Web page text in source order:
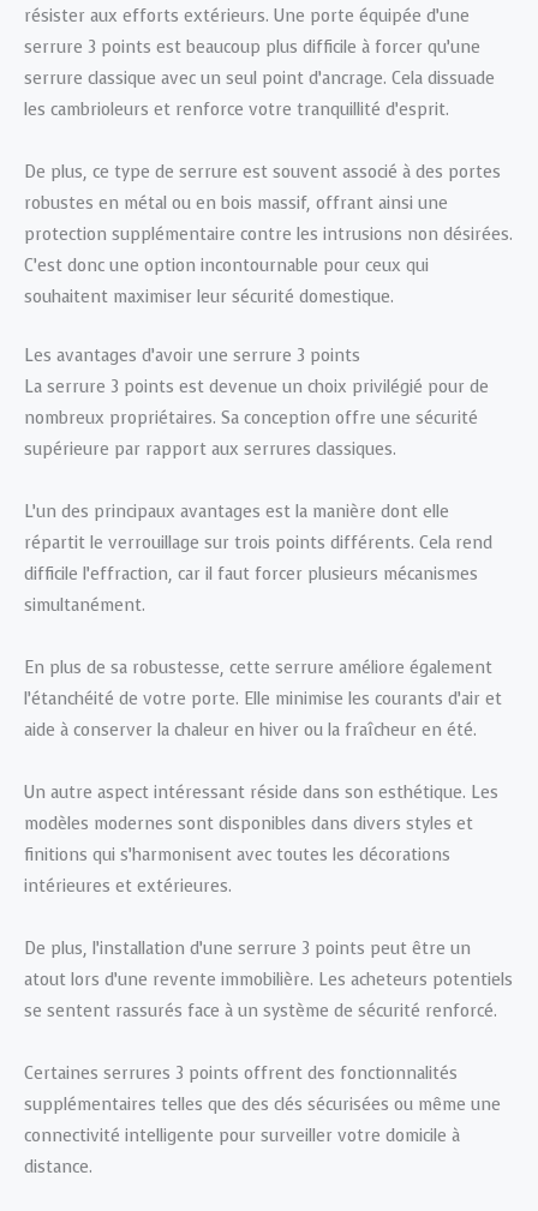
résister aux efforts extérieurs. Une porte équipée d’une
serrure 3 points est beaucoup plus difficile à forcer qu’une
serrure classique avec un seul point d’ancrage. Cela dissuade
les cambrioleurs et renforce votre tranquillité d’esprit.
De plus, ce type de serrure est souvent associé à des portes
robustes en métal ou en bois massif, offrant ainsi une
protection supplémentaire contre les intrusions non désirées.
C’est donc une option incontournable pour ceux qui
souhaitent maximiser leur sécurité domestique.
Les avantages d’avoir une serrure 3 points
La serrure 3 points est devenue un choix privilégié pour de
nombreux propriétaires. Sa conception offre une sécurité
supérieure par rapport aux serrures classiques.
L’un des principaux avantages est la manière dont elle
répartit le verrouillage sur trois points différents. Cela rend
difficile l’effraction, car il faut forcer plusieurs mécanismes
simultanément.
En plus de sa robustesse, cette serrure améliore également
l’étanchéité de votre porte. Elle minimise les courants d’air et
aide à conserver la chaleur en hiver ou la fraîcheur en été.
Un autre aspect intéressant réside dans son esthétique. Les
modèles modernes sont disponibles dans divers styles et
finitions qui s’harmonisent avec toutes les décorations
intérieures et extérieures.
De plus, l’installation d’une serrure 3 points peut être un
atout lors d’une revente immobilière. Les acheteurs potentiels
se sentent rassurés face à un système de sécurité renforcé.
Certaines serrures 3 points offrent des fonctionnalités
supplémentaires telles que des clés sécurisées ou même une
connectivité intelligente pour surveiller votre domicile à
distance.